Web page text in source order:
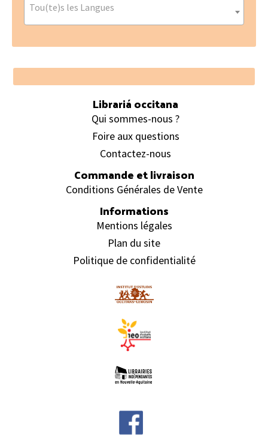
Tou(te)s les Langues
Footer
Librariá occitana
Qui sommes-nous ?
Foire aux questions
Contactez-nous
Commande et livraison
Conditions Générales de Vente
Informations
Mentions légales
Plan du site
Politique de confidentialité